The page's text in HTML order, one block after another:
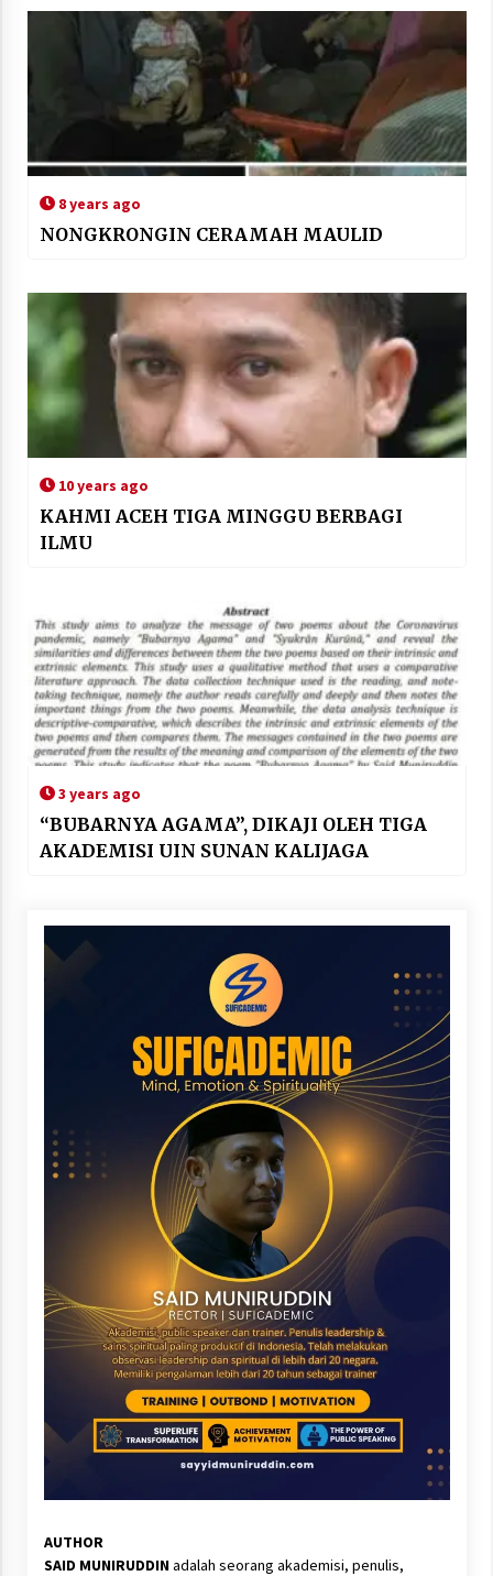
8 years ago
NONGKRONGIN CERAMAH MAULID
10 years ago
KAHMI ACEH TIGA MINGGU BERBAGI
ILMU
3 years ago
“BUBARNYA AGAMA”, DIKAJI OLEH TIGA
AKADEMISI UIN SUNAN KALIJAGA
AUTHOR
SAID MUNIRUDDINadalah seorang akademisi, penulis,